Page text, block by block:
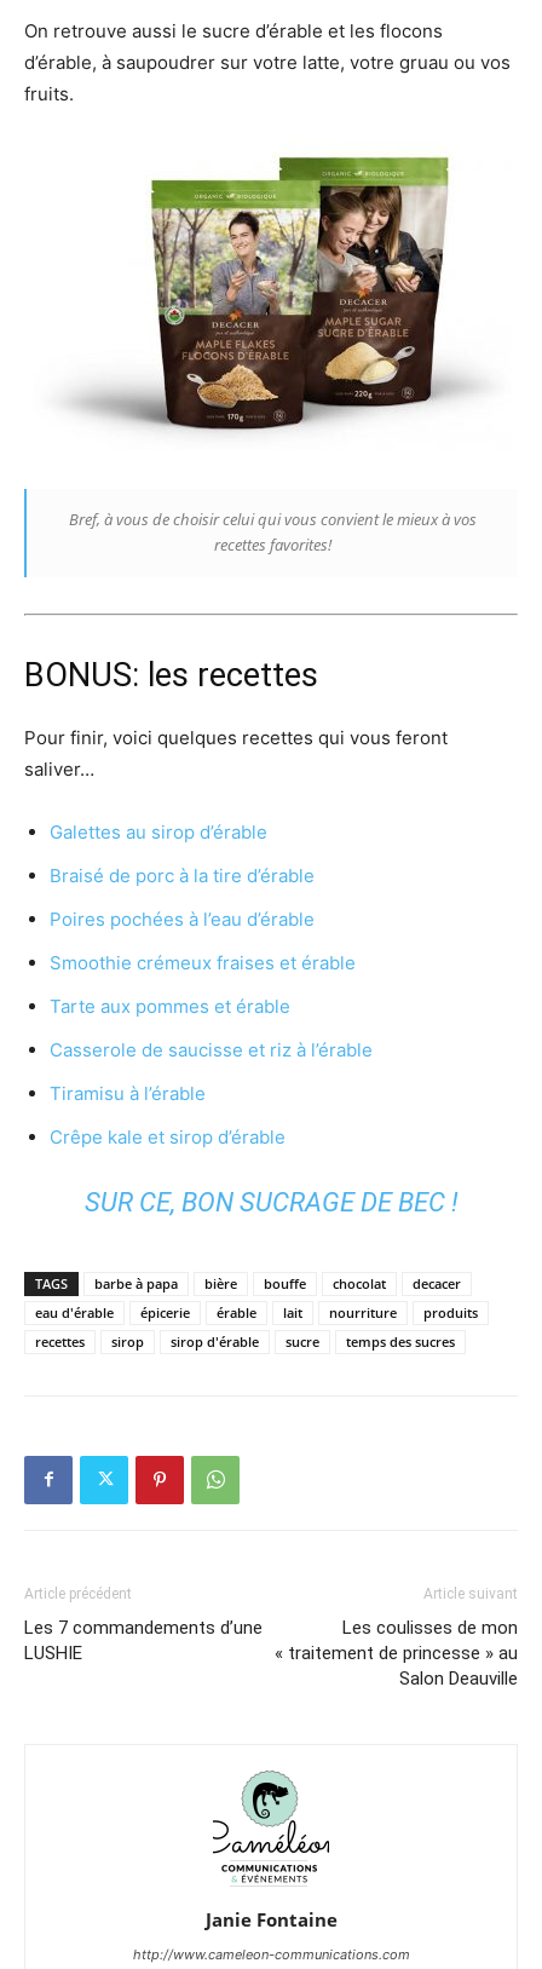
On retrouve aussi le sucre d’érable et les flocons
d’érable, à saupoudrer sur votre latte, votre gruau ou vos
fruits.
Bref, à vous de choisir celui qui vous convient le mieux à vos
recettes favorites!
BONUS: les recettes
Pour finir, voici quelques recettes qui vous feront
saliver…
Galettes au sirop d’érable
Braisé de porc à la tire d’érable
Poires pochées à l’eau d’érable
Smoothie crémeux fraises et érable
Tarte aux pommes et érable
Casserole de saucisse et riz à l’érable
Tiramisu à l’érable
Crêpe kale et sirop d’érable
SUR CE, BON SUCRAGE DE BEC !
TAGS barbe à papa bière bouffe chocolat
decacer
eau d'érable
épicerie érable lait nourriture
produits
recettes
sirop sirop d'érable sucre temps des sucres
Article précédent
Les 7 commandements d’une
LUSHIE
Article suivant
Les coulisses de mon
« traitement de princesse » au
Salon Deauville
Janie Fontaine
http://www.cameleon-communications.com